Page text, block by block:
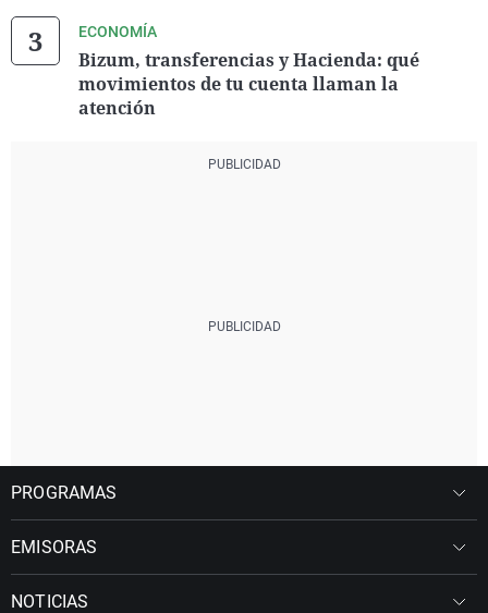
ECONOMÍA
Bizum, transferencias y Hacienda: qué
movimientos de tu cuenta llaman la
atención
PROGRAMAS
EMISORAS
NOTICIAS